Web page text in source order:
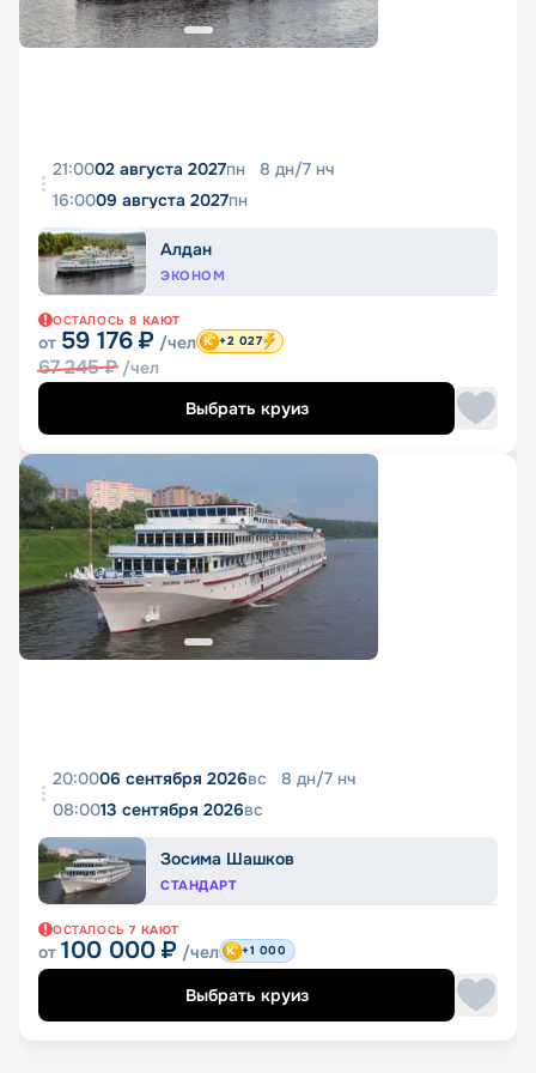
21:0002 августа 2027пн 8 дн/7 нч
16:0009 августа 2027пн
Алдан
ЭКОНОМ
ОСТАЛОСЬ 8 КАЮТ
от 59 176 ₽ /чел
67 245₽ /чел
+2 027
Выбрать круиз
20:0006 сентября 2026вс 8 дн/7 нч
08:0013 сентября 2026вс
Зосима Шашков
СТАНДАРТ
ОСТАЛОСЬ 7 КАЮТ
от 100 000 ₽ /чел +1 000
Выбрать круиз